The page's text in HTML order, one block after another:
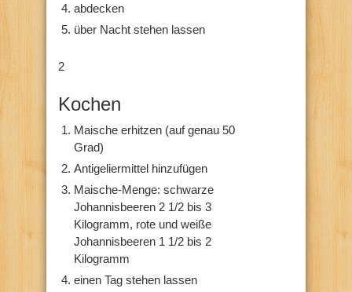
abdecken
über Nacht stehen lassen
2
Kochen
Maische erhitzen (auf genau 50
Grad)
Antigeliermittel hinzufügen
Maische-Menge: schwarze
Johannisbeeren 2 1/2 bis 3
Kilogramm, rote und weiße
Johannisbeeren 1 1/2 bis 2
Kilogramm
einen Tag stehen lassen